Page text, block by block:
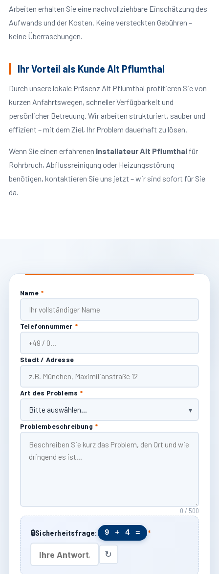
Arbeiten erhalten Sie eine nachvollziehbare Einschätzung des
Aufwands und der Kosten. Keine versteckten Gebühren –
keine Überraschungen.
Ihr Vorteil als Kunde Alt Pflumthal
Durch unsere lokale Präsenz Alt Pflumthal profitieren Sie von
kurzen Anfahrtswegen, schneller Verfügbarkeit und
persönlicher Betreuung. Wir arbeiten strukturiert, sauber und
effizient – mit dem Ziel, Ihr Problem dauerhaft zu lösen.
Wenn Sie einen erfahrenen Installateur Alt Pflumthalfür
Rohrbruch, Abflussreinigung oder Heizungsstörung
benötigen, kontaktieren Sie uns jetzt – wir sind sofort für Sie
da.
Name *
Telefonnummer *
Stadt / Adresse
Art des Problems *
Problembeschreibung *
0 / 500
🔒Sicherheitsfrage: 9 + 4 = *
↻